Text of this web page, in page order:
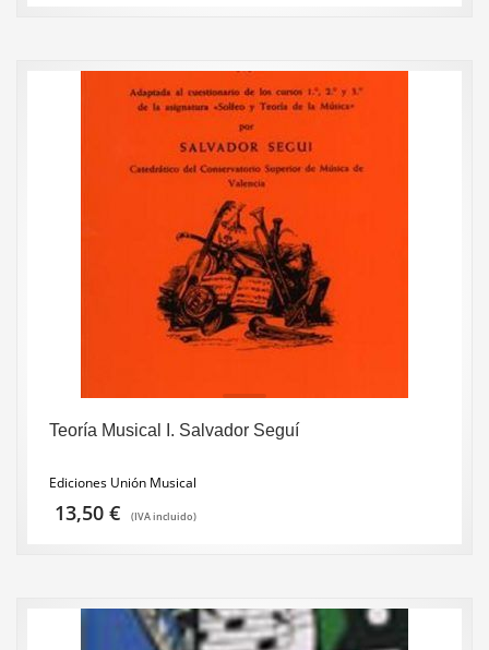
Teoría Musical I. Salvador Seguí
Ediciones Unión Musical
13,50 € (IVA incluido)